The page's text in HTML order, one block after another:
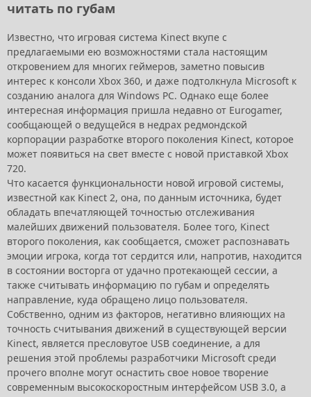
читать по губам
Известно, что игровая система Kinect вкупе с
предлагаемыми ею возможностями стала настоящим
откровением для многих геймеров, заметно повысив
интерес к консоли Xbox 360, и даже подтолкнула Microsoft к
созданию аналога для Windows PC. Однако еще более
интересная информация пришла недавно от Eurogamer,
сообщающей о ведущейся в недрах редмондской
корпорации разработке второго поколения Kinect, которое
может появиться на свет вместе с новой приставкой Xbox
720.
Что касается функциональности новой игровой системы,
известной как Kinect 2, она, по данным источника, будет
обладать впечатляющей точностью отслеживания
малейших движений пользователя. Более того, Kinect
второго поколения, как сообщается, сможет распознавать
эмоции игрока, когда тот сердится или, напротив, находится
в состоянии восторга от удачно протекающей сессии, а
также считывать информацию по губам и определять
направление, куда обращено лицо пользователя.
Собственно, одним из факторов, негативно влияющих на
точность считывания движений в существующей версии
Kinect, является пресловутое USB соединение, а для
решения этой проблемы разработчики Microsoft среди
прочего вполне могут оснастить свое новое творение
современным высокоскоростным интерфейсом USB 3.0, а